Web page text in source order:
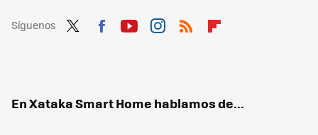
Síguenos
En Xataka Smart Home hablamos de...